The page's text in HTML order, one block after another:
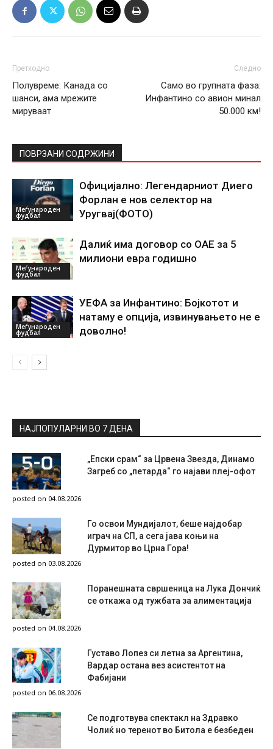
Претходно
Полувреме: Канада со
шанси, ама мрежите
мируваат
Следно
Само во групната фаза:
Инфантино со авион минал
50.000 км!
ПОВРЗАНИ СОДРЖИНИ
Меѓународен
фудбал
Официјално: Легендарниот Диего
Форлан е нов селектор на
Уругвај(ФОТО)
Меѓународен
фудбал
Далиќ има договор со ОАЕ за 5
милиони евра годишно
Меѓународен
фудбал
УЕФА за Инфантино: Бојкотот и
натаму е опција, извинувањето не е
доволно!
НАЈПОПУЛАРНИ ВО 7 ДЕНА
„Епски срам“ за Црвена Звезда, Динамо
Загреб со „петарда“ го најави плеј-офот
posted on 04.08.2026
Го освои Мундијалот, беше најдобар
играч на СП, а сега јава коњи на
Дурмитор во Црна Гора!
posted on 03.08.2026
Поранешната свршеница на Лука Дончиќ
се откажа од тужбата за алиментација
posted on 04.08.2026
Густаво Лопез си летна за Аргентина,
Вардар остана вез асистентот на
Фабијани
posted on 06.08.2026
Се подготвува спектакл на Здравко
Чолиќ но теренот во Битола е безбеден